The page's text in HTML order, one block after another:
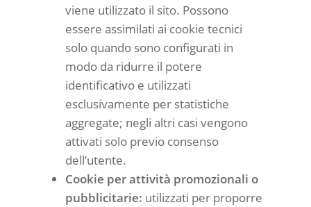
viene utilizzato il sito. Possono
essere assimilati ai cookie tecnici
solo quando sono configurati in
modo da ridurre il potere
identificativo e utilizzati
esclusivamente per statistiche
aggregate; negli altri casi vengono
attivati solo previo consenso
dell’utente.
Cookie per attività promozionali o
pubblicitarie: utilizzati per proporre